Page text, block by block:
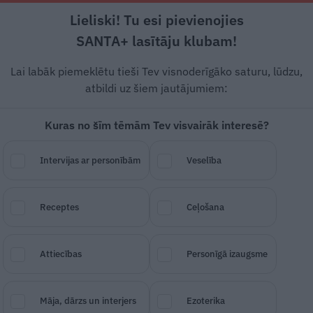
Slavenības Sekss un attiecības
– ļaunākais jau ir
nāve
pēc 60. jubilejas naktī uz 11.
padomnieks nacionālās drošības
Lieliski! Tu esi pievienojies
SANTA+ lasītāju klubam!
Lai labāk piemeklētu tieši Tev visnoderīgāko saturu, lūdzu,
atbildi uz šiem jautājumiem:
Kuras no šīm tēmām Tev visvairāk interesē?
Intervijas ar personībām
Receptes
Attiecības
Māja, dārzs un interjers
Veselība
Ceļošana
Personīgā izaugsme
Ezoterika